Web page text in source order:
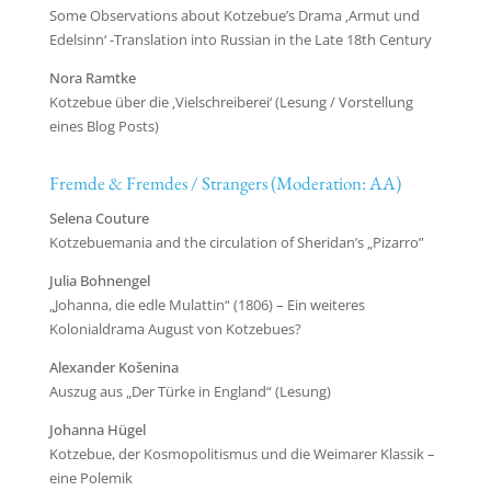
Some Observations about Kotzebue’s Drama ‚Armut und
Edelsinn‘ -Translation into Russian in the Late 18th Century
Nora Ramtke
Kotzebue über die ‚Vielschreiberei‘ (Lesung / Vorstellung
eines Blog Posts)
Fremde & Fremdes / Strangers (Moderation: AA)
Selena Couture
Kotzebuemania and the circulation of Sheridan’s „Pizarro”
Julia Bohnengel
„Johanna, die edle Mulattin“ (1806) – Ein weiteres
Kolonialdrama August von Kotzebues?
Alexander Košenina
Auszug aus „Der Türke in England“ (Lesung)
Johanna Hügel
Kotzebue, der Kosmopolitismus und die Weimarer Klassik –
eine Polemik